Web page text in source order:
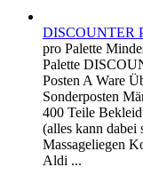
DISCOUNTER
pro Palette
Palette
Posten A Ware
Sonderposten
400 Teile
(alles kann dabei
Massageliegen
Aldi ...